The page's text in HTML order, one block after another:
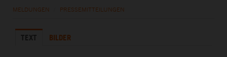
MEDIA
MELDUNGEN PRESSEMITTEILUNGEN
TEXT BILDER